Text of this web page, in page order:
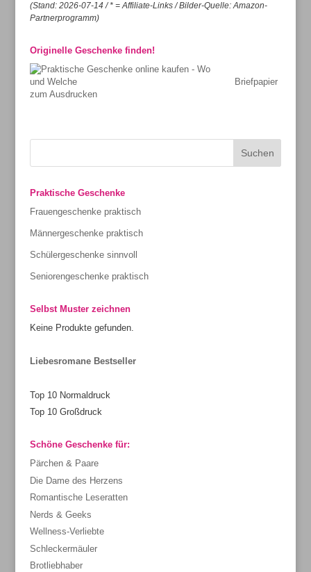
(Stand: 2026-07-14 / * = Affiliate-Links / Bilder-Quelle: Amazon-
Partnerprogramm)
Originelle Geschenke finden!
Briefpapier
zum Ausdrucken
Praktische Geschenke
Frauengeschenke praktisch
Männergeschenke praktisch
Schülergeschenke sinnvoll
Seniorengeschenke praktisch
Selbst Muster zeichnen
Keine Produkte gefunden.
Liebesromane Bestseller
Top 10 Normaldruck
Top 10 Großdruck
Schöne Geschenke für:
Pärchen & Paare
Die Dame des Herzens
Romantische Leseratten
Nerds & Geeks
Wellness-Verliebte
Schleckermäuler
Brotliebhaber